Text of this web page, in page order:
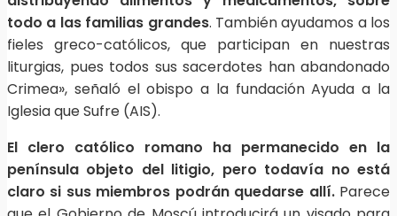
todo a las familias grandes. También ayudamos a los
fieles greco-católicos, que participan en nuestras
liturgias, pues todos sus sacerdotes han abandonado
Crimea», señaló el obispo a la fundación Ayuda a la
Iglesia que Sufre (AIS).
El clero católico romano ha permanecido en la
península objeto del litigio, pero todavía no está
claro si sus miembros podrán quedarse allí.Parece